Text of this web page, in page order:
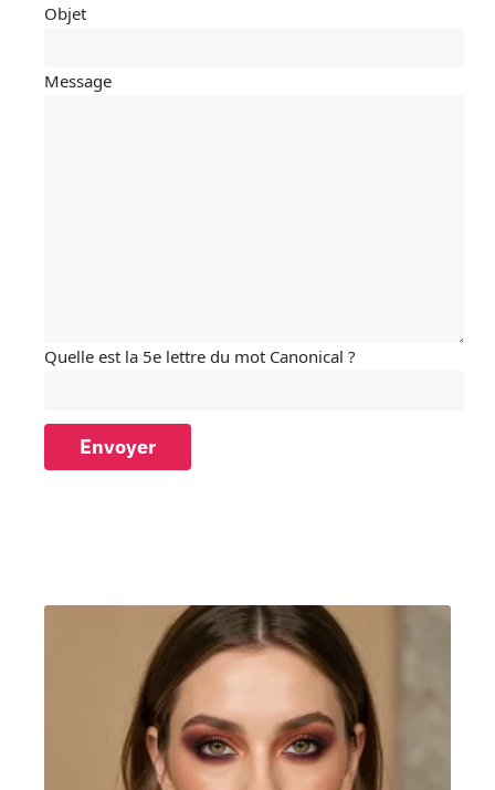
Objet
Message
Quelle est la 5e lettre du mot Canonical ?